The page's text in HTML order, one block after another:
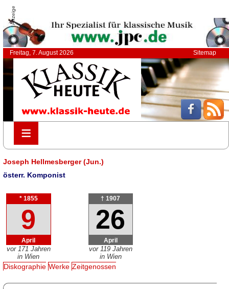
Anzeige
Freitag, 7. August 2026 Sitemap
≡
≡
Joseph Hellmesberger (Jun.)
österr. Komponist
* 1855
9
April
vor 171 Jahren
in Wien
† 1907
26
April
vor 119 Jahren
in Wien
Diskographie Werke Zeitgenossen